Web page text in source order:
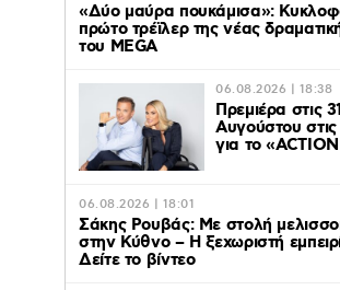
«Δύο μαύρα πουκάμισα»:
πρώτο τρέϊλερ της νέας
του MEGA
06.08.2026 | 18:38
Πρεμιέρα στις 31
Αυγούστου
για το
06.08.2026 | 18:01
Σάκης Ρουβάς: Με στολή
στην Κύθνο – Η ξεχωριστή
Δείτε το βίντεο